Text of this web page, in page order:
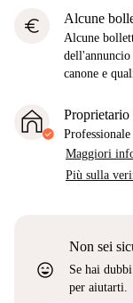
euro Alcune
Alcune
dell'annuncio
canone e
Professionale
Maggiori
Più sulla
sentiment_very_satisfied
Non sei
Se hai
per aiutarti.